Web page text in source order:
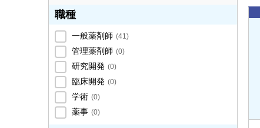
職種
一般薬剤師 (41)
管理薬剤師 (0)
研究開発 (0)
臨床開発 (0)
学術 (0)
薬事 (0)